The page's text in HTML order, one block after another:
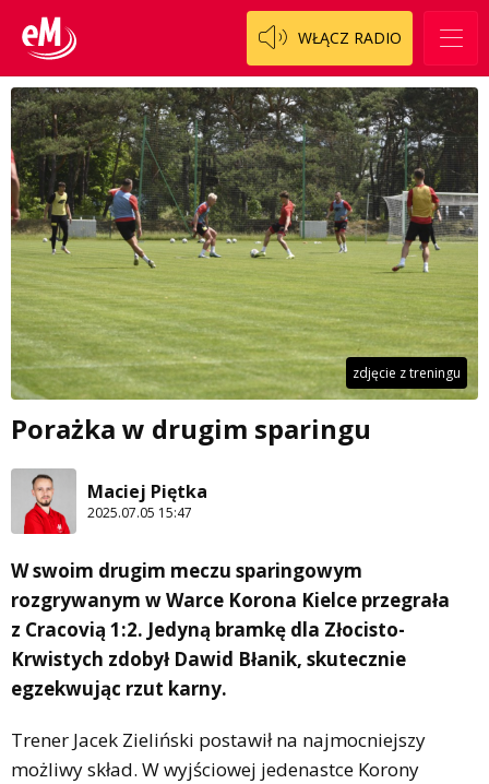
WŁĄCZ RADIO
zdjęcie z treningu
Porażka w drugim sparingu
Maciej Piętka
2025.07.05 15:47
W swoim drugim meczu sparingowym
rozgrywanym w Warce Korona Kielce przegrała
z Cracovią 1:2. Jedyną bramkę dla Złocisto-
Krwistych zdobył Dawid Błanik, skutecznie
egzekwując rzut karny.
Trener Jacek Zieliński postawił na najmocniejszy
możliwy skład. W wyjściowej jedenastce Korony